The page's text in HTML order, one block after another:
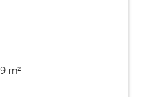
m²